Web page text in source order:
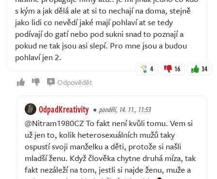
s kým a jak dělá ale at si to nechají na doma, stejně
jako lidi co nevědí jaké mají pohlaví at se tedy
podívají do gatí nebo pod sukni snad to poznají a
pokud ne tak jsou asi slepí. Pro mne jsou a budou
pohlaví jen 2.
4 16 34
Odpovědět
OdpadKreativity pondělí, 14. 11., 11:53
@Nitram1980CZ To fakt není kvůli tomu. Vem si
už jen to, kolik heterosexuálních mužů taky
ospustí svoji manželku a děti, protože si našli
mladší ženu. Když člověka chytne druhá míza, tak
fakt nezáleží na tom, jestli si najde ženu, muže a